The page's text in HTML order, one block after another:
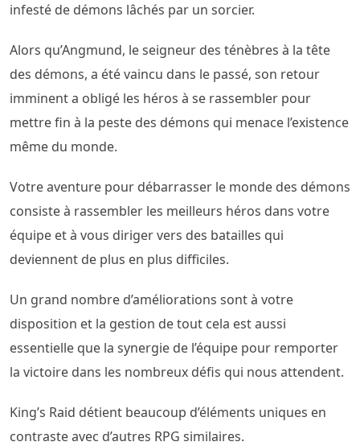
infesté de démons lâchés par un sorcier.
Alors qu’Angmund, le seigneur des ténèbres à la tête
des démons, a été vaincu dans le passé, son retour
imminent a obligé les héros à se rassembler pour
mettre fin à la peste des démons qui menace l’existence
même du monde.
Votre aventure pour débarrasser le monde des démons
consiste à rassembler les meilleurs héros dans votre
équipe et à vous diriger vers des batailles qui
deviennent de plus en plus difficiles.
Un grand nombre d’améliorations sont à votre
disposition et la gestion de tout cela est aussi
essentielle que la synergie de l’équipe pour remporter
la victoire dans les nombreux défis qui nous attendent.
King’s Raid détient beaucoup d’éléments uniques en
contraste avec d’autres RPG similaires.